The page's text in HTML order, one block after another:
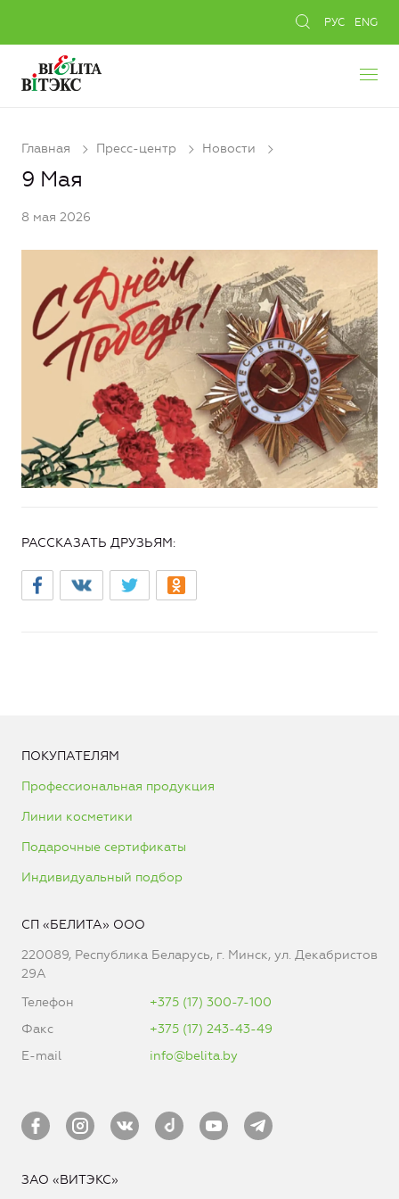
РУС ENG
Главная Пресс-центр Новости
9 Мая
8 мая 2026
РАССКАЗАТЬ ДРУЗЬЯМ:
ПОКУПАТЕЛЯМ
Профессиональная продукция
Линии косметики
Подарочные сертификаты
Индивидуальный подбор
СП «БЕЛИТА» ООО
220089, Республика Беларусь, г. Минск, ул. Декабристов
29А
Телефон
+375 (17) 300-7-100
Факс
+375 (17) 243-43-49
E-mail
info@belita.by
ЗАО «ВИТЭКС»